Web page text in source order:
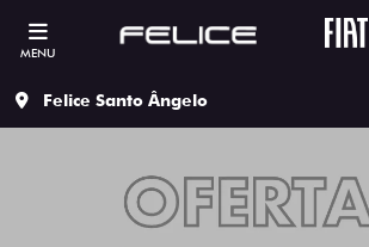
MENU
Felice Santo Ângelo